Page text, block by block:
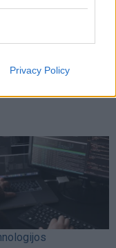
Privacy Policy
kelti
priežastys ir